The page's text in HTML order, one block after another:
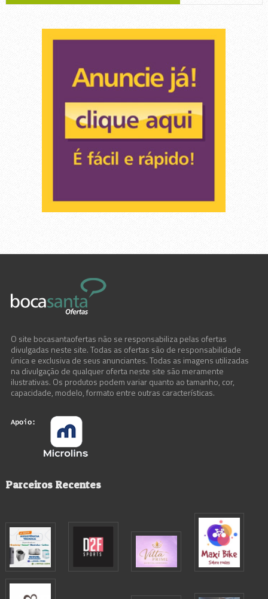
O site bocasantaofertas não se responsabiliza pelas ofertas
divulgadas neste site. Todas as ofertas são de responsabilidade
única e exclusiva de seus anunciantes. Todas as imagens utilizadas
na divulgação de qualquer oferta neste site são meramente
ilustrativas. Os produtos podem variar quanto ao tamanho, cor,
capacidade, modelo, formato entre outras características.
Parceiros Recentes